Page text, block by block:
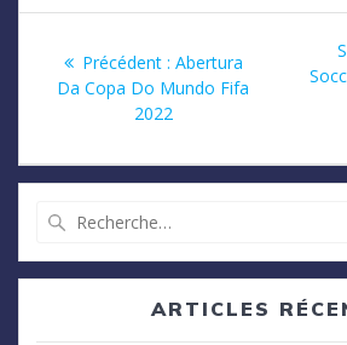
Précédent : Article
précédent
Abertura
Da Copa Do Mundo Fifa
2022
:
ARTICLES